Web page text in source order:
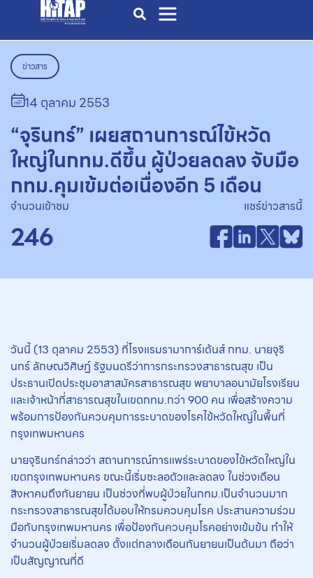
ข่าวสาร
14 ตุลาคม 2553
“จุรินทร์” เผยสถานการณ์ไข้หวัด
ใหญ่ในกทม.ดีขึ้น ผู้ป่วยลดลง จับมือ
กทม.คุมเข้มต่อเนื่องอีก 5 เดือน
จำนวนเข้าชม
246
แชร์ข่าวสารนี้
วันนี้ (13 ตุลาคม 2553) ที่โรงแรมรามาการ์เด้นส์ กทม. นายจุริ
นทร์ ลักษณวิศิษฏ์ รัฐมนตรีว่าการกระทรวงสาธารณสุข เป็น
ประธานเปิดประชุมอาสาสมัครสาธารณสุข พยาบาลอนามัยโรงเรียน
และเจ้าหน้าที่สาธารณสุขในเขตกทม.กว่า 900 คน เพื่อสร้างความ
พร้อมการป้องกันควบคุมการระบาดของโรคไข้หวัดใหญ่ในพื้นที่
กรุงเทพมหานคร
นายจุรินทร์กล่าวว่า สถานการณ์การแพร่ระบาดของไข้หวัดใหญ่ใน
เขตกรุงเทพมหานคร ขณะนี้เริ่มชะลอตัวและลดลง ในช่วงเดือน
สิงหาคมถึงกันยายน เป็นช่วงที่พบผู้ป่วยในกทม.เป็นจำนวนมาก
กระทรวงสาธารณสุขได้มอบให้กรมควบคุมโรค ประสานความร่วม
มือกับกรุงเทพมหานคร เพื่อป้องกันควบคุมโรคอย่างเข้มข้น ทำให้
จำนวนผู้ป่วยเริ่มลดลง ตั้งแต่กลางเดือนกันยายนเป็นต้นมา ถือว่า
เป็นสัญญาณที่ดี